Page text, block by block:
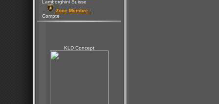
Lamborghini Suisse
Zone Membre :
Compte
KLD Concept